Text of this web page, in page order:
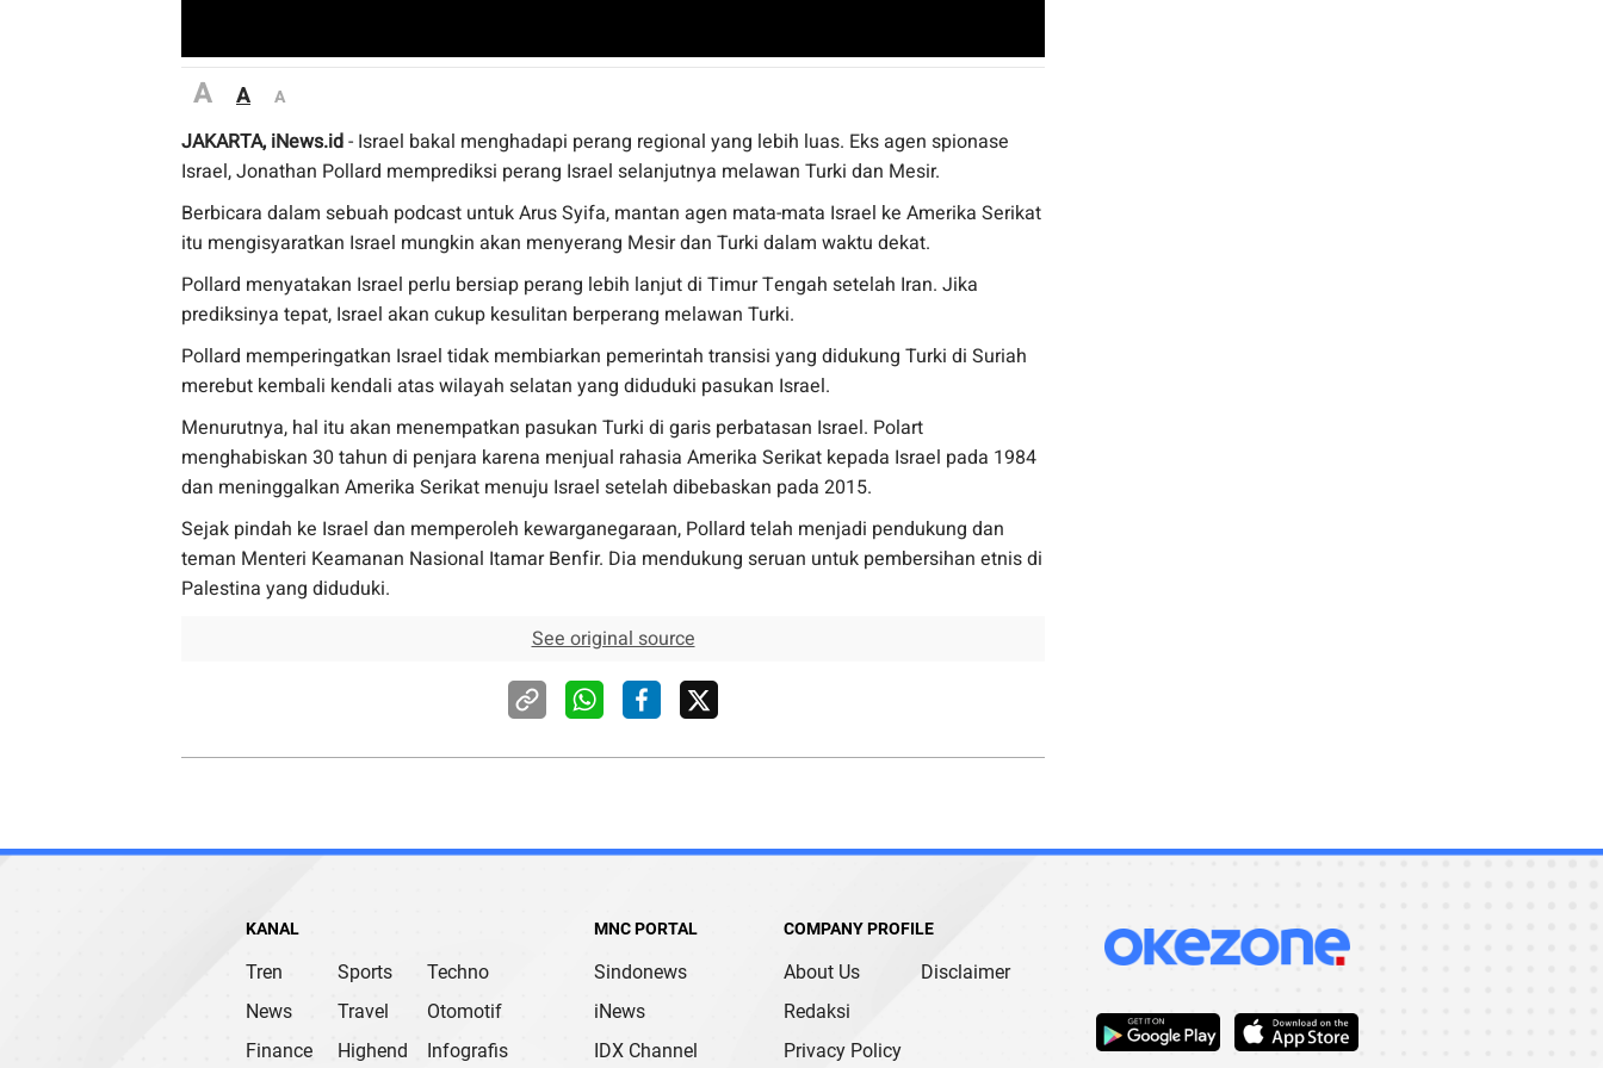
A A A
JAKARTA, iNews.id- Israel bakal menghadapi perang regional yang lebih luas. Eks agen spionase
Israel, Jonathan Pollard memprediksi perang Israel selanjutnya melawan Turki dan Mesir.
Berbicara dalam sebuah podcast untuk Arus Syifa, mantan agen mata-mata Israel ke Amerika Serikat
itu mengisyaratkan Israel mungkin akan menyerang Mesir dan Turki dalam waktu dekat.
Pollard menyatakan Israel perlu bersiap perang lebih lanjut di Timur Tengah setelah Iran. Jika
prediksinya tepat, Israel akan cukup kesulitan berperang melawan Turki.
Pollard memperingatkan Israel tidak membiarkan pemerintah transisi yang didukung Turki di Suriah
merebut kembali kendali atas wilayah selatan yang diduduki pasukan Israel.
Menurutnya, hal itu akan menempatkan pasukan Turki di garis perbatasan Israel. Polart
menghabiskan 30 tahun di penjara karena menjual rahasia Amerika Serikat kepada Israel pada 1984
dan meninggalkan Amerika Serikat menuju Israel setelah dibebaskan pada 2015.
Sejak pindah ke Israel dan memperoleh kewarganegaraan, Pollard telah menjadi pendukung dan
teman Menteri Keamanan Nasional Itamar Benfir. Dia mendukung seruan untuk pembersihan etnis di
Palestina yang diduduki.
See original source
KANAL MNC PORTAL COMPANY PROFILE